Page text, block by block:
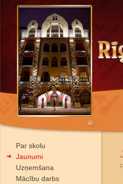
Par skolu
Jaunumi
Uzņemšana
Mācību darbs